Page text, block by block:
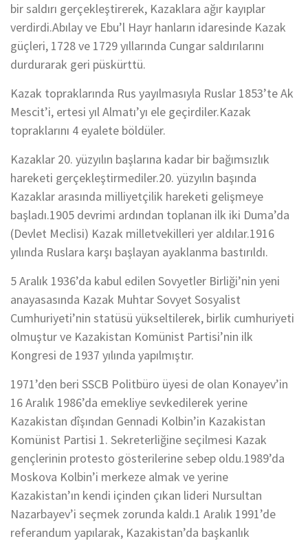
bir saldırı gerçekleştirerek, Kazaklara ağır kayıplar
verdirdi.Abılay ve Ebu’l Hayr hanların idaresinde Kazak
güçleri, 1728 ve 1729 yıllarında Cungar saldırılarını
durdurarak geri püskürttü.
Kazak topraklarında Rus yayılmasıyla Ruslar 1853’te Ak
Mescit’i, ertesi yıl Almatı’yı ele geçirdiler.Kazak
topraklarını 4 eyalete böldüler.
Kazaklar 20. yüzyılın başlarına kadar bir bağımsızlık
hareketi gerçekleştirmediler.20. yüzyılın başında
Kazaklar arasında milliyetçilik hareketi gelişmeye
başladı.1905 devrimi ardından toplanan ilk iki Duma’da
(Devlet Meclisi) Kazak milletvekilleri yer aldılar.1916
yılında Ruslara karşı başlayan ayaklanma bastırıldı.
5 Aralık 1936’da kabul edilen Sovyetler Birliği’nin yeni
anayasasında Kazak Muhtar Sovyet Sosyalist
Cumhuriyeti’nin statüsü yükseltilerek, birlik cumhuriyeti
olmuştur ve Kazakistan Komünist Partisi’nin ilk
Kongresi de 1937 yılında yapılmıştır.
1971’den beri SSCB Politbüro üyesi de olan Konayev’in
16 Aralık 1986’da emekliye sevkedilerek yerine
Kazakistan dîşından Gennadi Kolbin’in Kazakistan
Komünist Partisi 1. Sekreterliğine seçilmesi Kazak
gençlerinin protesto gösterilerine sebep oldu.1989’da
Moskova Kolbin’i merkeze almak ve yerine
Kazakistan’ın kendi içinden çıkan lideri Nursultan
Nazarbayev’i seçmek zorunda kaldı.1 Aralık 1991’de
referandum yapılarak, Kazakistan’da başkanlık